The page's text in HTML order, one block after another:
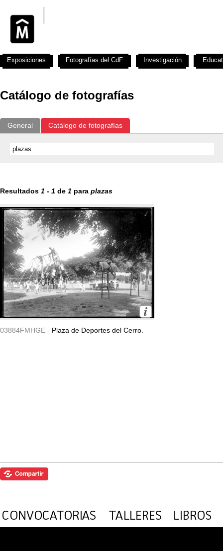
Catálogo de fotografías
General Catálogo de fotografías
Resultados 1 - 1 de 1 para plazas
03884FMHGE - Plaza de Deportes del Cerro.
Exposiciones Fotografías del CdF Investigación